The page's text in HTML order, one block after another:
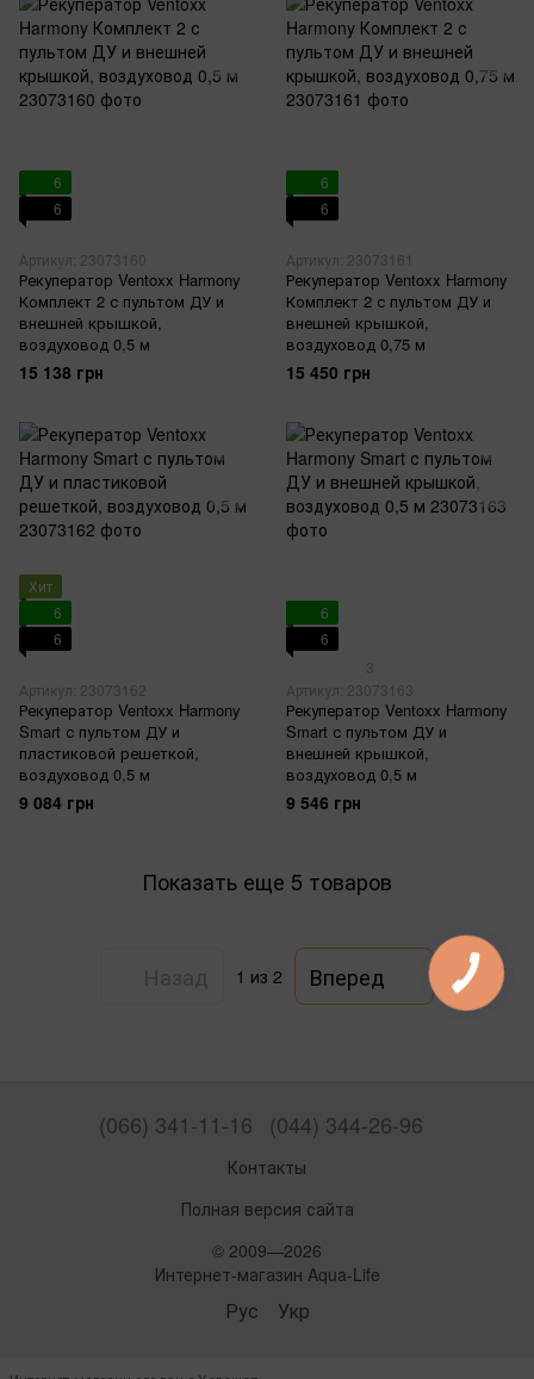
6
6
Артикул: 23073160
Рекуператор Ventoxx Harmony
Комплект 2 с пультом ДУ и
внешней крышкой,
воздуховод 0,5 м
15 138 грн
6
6
Артикул: 23073161
Рекуператор Ventoxx Harmony
Комплект 2 с пультом ДУ и
внешней крышкой,
воздуховод 0,75 м
15 450 грн
Хит
6
6
Артикул: 23073162
Рекуператор Ventoxx Harmony
Smart с пультом ДУ и
пластиковой решеткой,
воздуховод 0,5 м
9 084 грн
6
6
3
Артикул: 23073163
Рекуператор Ventoxx Harmony
Smart с пультом ДУ и
внешней крышкой,
воздуховод 0,5 м
9 546 грн
Показать еще 5 товаров
1 из 2 Вперед
(066) 341-11-16 (044) 344-26-96
Контакты
Полная версия сайта
© 2009—2026
Интернет-магазин Aqua-Life
Рус Укр